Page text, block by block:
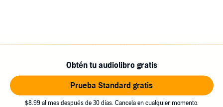
Obtén tu audiolibro gratis
Prueba Standard gratis
$8.99 al mes después de 30 días. Cancela en cualquier momento.